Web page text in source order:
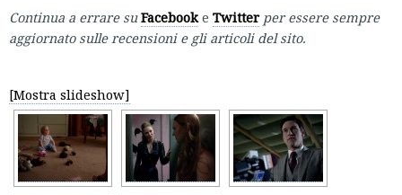
Continua a errare su Facebook e Twitter per essere sempre
aggiornato sulle recensioni e gli articoli del sito.
[Mostra slideshow]